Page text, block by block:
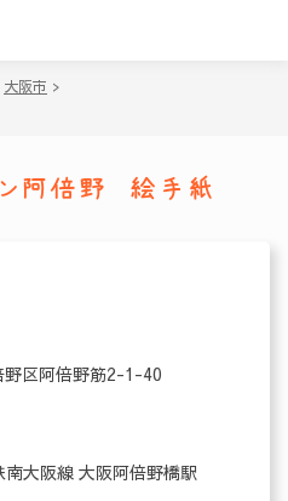
大阪市 >
阿倍野 絵手紙
野区阿倍野筋2-1-40
南大阪線 大阪阿倍野橋駅